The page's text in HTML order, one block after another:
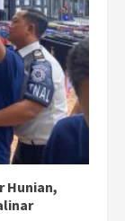
Hunian,